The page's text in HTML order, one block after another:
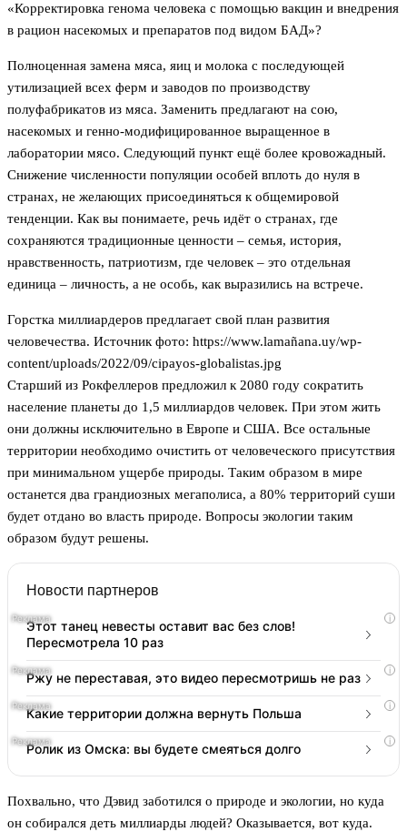
«Корректировка генома человека с помощью вакцин и внедрения
в рацион насекомых и препаратов под видом БАД»?
Полноценная замена мяса, яиц и молока с последующей
утилизацией всех ферм и заводов по производству
полуфабрикатов из мяса. Заменить предлагают на сою,
насекомых и генно-модифицированное выращенное в
лаборатории мясо. Следующий пункт ещё более кровожадный.
Снижение численности популяции особей вплоть до нуля в
странах, не желающих присоединяться к общемировой
тенденции. Как вы понимаете, речь идёт о странах, где
сохраняются традиционные ценности – семья, история,
нравственность, патриотизм, где человек – это отдельная
единица – личность, а не особь, как выразились на встрече.
Горстка миллиардеров предлагает свой план развития
человечества. Источник фото: https://www.lamañana.uy/wp-
content/uploads/2022/09/cipayos-globalistas.jpg
Старший из Рокфеллеров предложил к 2080 году сократить
население планеты до 1,5 миллиардов человек. При этом жить
они должны исключительно в Европе и США. Все остальные
территории необходимо очистить от человеческого присутствия
при минимальном ущербе природы. Таким образом в мире
останется два грандиозных мегаполиса, а 80% территорий суши
будет отдано во власть природе. Вопросы экологии таким
образом будут решены.
Новости партнеров
i
Этот танец невесты оставит вас без слов!
Пересмотрела 10 раз
i
Ржу не переставая, это видео пересмотришь не раз
i
Какие территории должна вернуть Польша
i
Ролик из Омска: вы будете смеяться долго
Похвально, что Дэвид заботился о природе и экологии, но куда
он собирался деть миллиарды людей? Оказывается, вот куда.